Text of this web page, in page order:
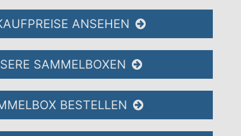
ANSEHEN
SAMMELBOXEN
BESTELLEN